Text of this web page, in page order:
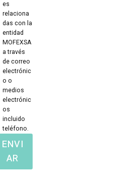
es
relaciona
das con la
entidad
MOFEXSA
a través
de correo
electrónic
o o
medios
electrónic
os
incluido
teléfono.
ENVI
AR